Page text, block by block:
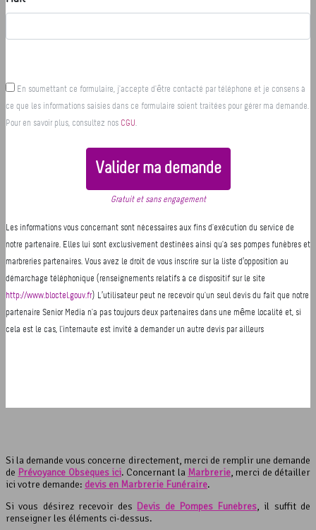
Si la demande vous concerne directement, merci de remplir une demande
de Prévoyance Obsèques ici. Concernant la Marbrerie, merci de détailler
ici votre demande: devis en Marbrerie Funéraire.
Si vous désirez recevoir des Devis de Pompes Funèbres, il suffit de
renseigner les éléments ci-dessus.